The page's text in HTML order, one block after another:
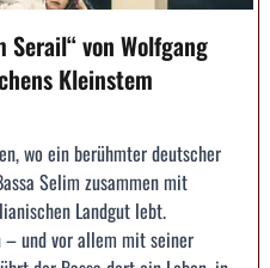
Serail“ von Wolfgang
Kleinstem
wo ein berühmter deutscher
Selim zusammen mit
Landgut lebt.
– und vor allem mit seiner